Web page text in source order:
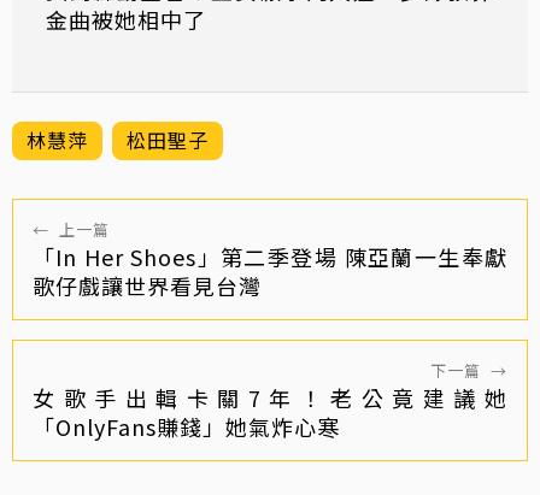
金曲被她相中了
林慧萍 松田聖子
← 上一篇
「In Her Shoes」第二季登場 陳亞蘭一生奉獻
歌仔戲讓世界看見台灣
下一篇 →
女歌手出輯卡關7年！老公竟建議她
「OnlyFans賺錢」她氣炸心寒